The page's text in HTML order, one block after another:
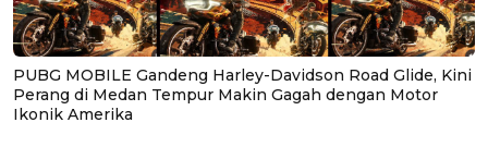
PUBG MOBILE Gandeng Harley-Davidson Road Glide, Kini
Perang di Medan Tempur Makin Gagah dengan Motor
Ikonik Amerika